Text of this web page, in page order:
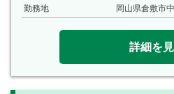
勤務地 岡山県倉敷市
詳細を